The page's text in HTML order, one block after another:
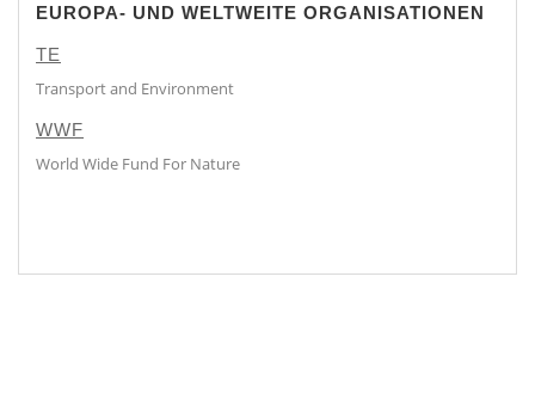
EUROPA- UND WELTWEITE ORGANISATIONEN
TE
Transport and Environment
WWF
World Wide Fund For Nature